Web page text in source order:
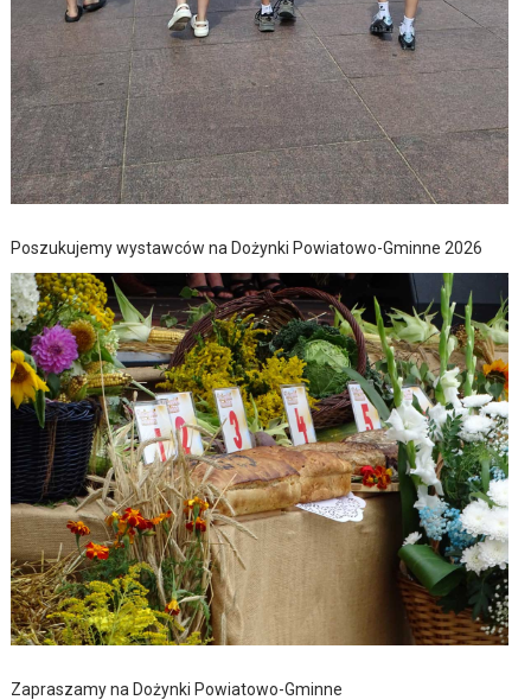
Poszukujemy wystawców na Dożynki Powiatowo-Gminne 2026
Zapraszamy na Dożynki Powiatowo-Gminne